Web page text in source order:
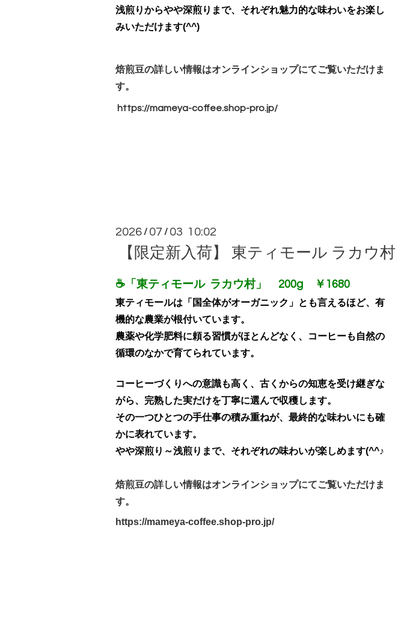
浅煎りからやや深煎りまで、それぞれ魅力的な味わいをお楽し
みいただけます(^^)
焙煎豆の詳しい情報はオンラインショップにてご覧いただけま
す。
https://mameya-coffee.shop-pro.jp/
2026 / 07 / 03 10:02
【限定新入荷】 東ティモール ラカウ村
☕「東ティモール ラカウ村」 200g ￥1680
東ティモールは「国全体がオーガニック」とも言えるほど、 有
機的な農業が根付いています。
農薬や化学肥料に頼る習慣がほとんどなく、
コーヒーも自然の
循環のなかで育てられています。
コーヒーづくりへの意識も高く、古くからの知恵を受け継ぎな
がら、完熟した実だけを丁寧に選んで収穫します。
その一つひとつの手仕事の積み重ねが、 最終的な味わいにも確
かに表れています。
やや深煎り～浅煎りまで、それぞれの味わいが楽しめます(^^♪
焙煎豆の詳しい情報はオンラインショップにてご覧いただけま
す。
https://mameya-coffee.shop-pro.jp/